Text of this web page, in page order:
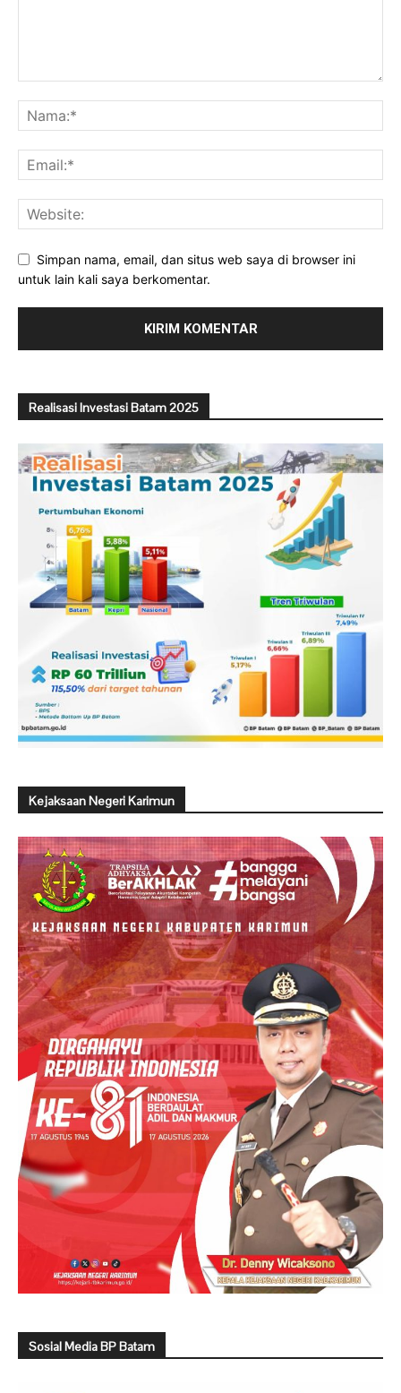
Simpan nama, email, dan situs web saya di browser ini
untuk lain kali saya berkomentar.
Realisasi Investasi Batam 2025
Kejaksaan Negeri Karimun
Sosial Media BP Batam